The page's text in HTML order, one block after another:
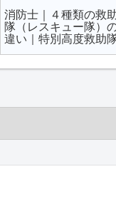
火災事例から見る｜
熱式タバコと電子タ
コの火事関連性